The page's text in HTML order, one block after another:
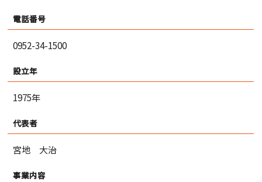
電話番号
0952-34-1500
設立年
1975年
代表者
宮地 大治
事業内容